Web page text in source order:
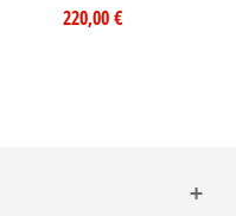
220,00 €